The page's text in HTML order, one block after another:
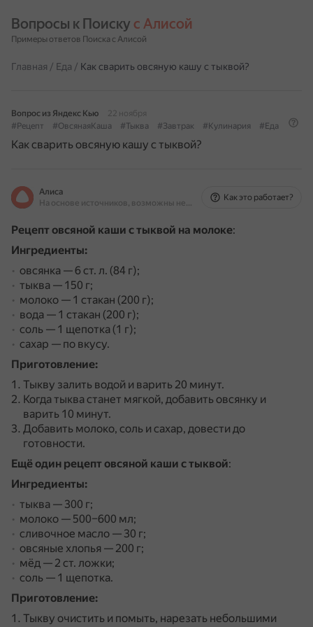
Вопросы к Поиску с Алисой
Примеры ответов Поиска с Алисой
Главная / Еда / Как сварить овсяную кашу с тыквой?
Вопрос из Яндекс Кью
22 ноября
#Рецепт
#ОвсянаяКаша #Тыква #Завтрак #Кулинария #Еда
Как сварить овсяную кашу с тыквой?
Алиса
На основе источников, возможны неточности
Как это работает?
Рецепт овсяной каши с тыквой на молоке:
Ингредиенты:
овсянка — 6 ст. л. (84 г);
тыква — 150 г;
молоко — 1 стакан (200 г);
вода — 1 стакан (200 г);
соль — 1 щепотка (1 г);
сахар — по вкусу.
Приготовление:
Тыкву залить водой и варить 20 минут.
Когда тыква станет мягкой, добавить овсянку и
варить 10 минут.
Добавить молоко, соль и сахар, довести до
готовности.
Ещё один рецепт овсяной каши с тыквой:
Ингредиенты:
тыква — 300 г;
молоко — 500–600 мл;
сливочное масло — 30 г;
овсяные хлопья — 200 г;
мёд — 2 ст. ложки;
соль — 1 щепотка.
Приготовление:
Тыкву очистить и помыть, нарезать небольшими